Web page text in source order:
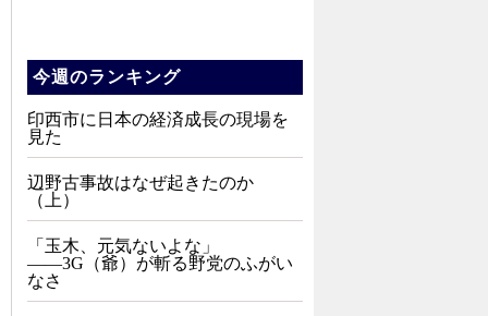
今週のランキング
印西市に日本の経済成長の現場を
見た
辺野古事故はなぜ起きたのか
（上）
「玉木、元気ないよな」
――3G（爺）が斬る野党のふがい
なさ